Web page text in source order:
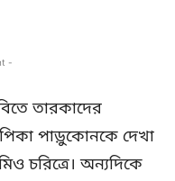
-
তারকাদের
পাড়ুকোনকে দেখা
চরিত্রে। অন্যদিকে